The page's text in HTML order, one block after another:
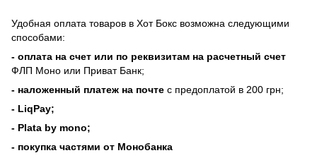
Удобная оплата товаров в Хот Бокс возможна следующими
способами:
- оплата на счет или по реквизитам на расчетный счет
ФЛП Моно или Приват Банк;
- наложенный платеж на почте с предоплатой в 200 грн;
- LiqPay;
- Plata by mono;
- покупка частями от Монобанка